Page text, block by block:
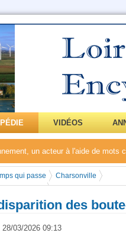
VIDÉOS
un acteur à l'aide de mots
qui passe
Charsonville
roues ?
des
03/2026 09:13